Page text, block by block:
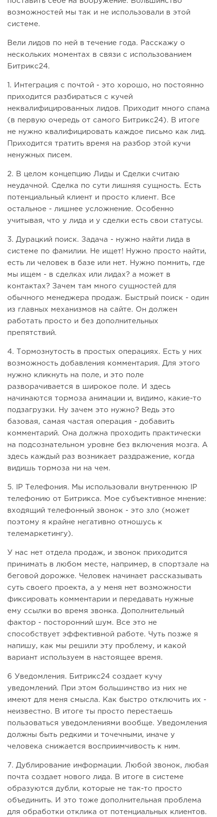
возможностей мы так и не использовали в этой
системе.
Вели лидов по ней в течение года. Расскажу о
нескольких моментах в связи с использованием
Битрикс24.
1. Интеграция с почтой - это хорошо, но постоянно
приходится разбираться с кучей
неквалифицированных лидов. Приходит много спама
(в первую очередь от самого Битрикс24). В итоге
не нужно квалифицировать каждое письмо как лид.
Приходится тратить время на разбор этой кучи
ненужных писем.
2. В целом концепцию Лиды и Сделки считаю
неудачной. Сделка по сути лишняя сущность. Есть
потенциальный клиент и просто клиент. Все
остальное - лишнее усложнение. Особенно
учитывая, что у лида и у сделки есть свои статусы.
3. Дурацкий поиск. Задача - нужно найти лида в
системе по фамилии. Не ищет! Нужно просто найти,
есть ли человек в базе или нет. Нужно помнить, где
мы ищем - в сделках или лидах? а может в
контактах? Зачем там много сущностей для
обычного менеджера продаж. Быстрый поиск - один
из главных механизмов на сайте. Он должен
работать просто и без дополнительных
препятствий.
4. Тормознутость в простых операциях. Есть у них
возможность добавления комментария. Для этого
нужно кликнуть на поле, и это поле
разворачивается в широкое поле. И здесь
начинаются тормоза анимации и, видимо, какие-то
подзагрузки. Ну зачем это нужно? Ведь это
базовая, самая частая операция - добавить
комментарий. Она должна проходить практически
на подсознательном уровне без включения мозга. А
здесь каждый раз возникает раздражение, когда
видишь тормоза ни на чем.
5. IP Телефония. Мы использовали внутреннюю IP
телефонию от Битрикса. Мое субъективное мнение:
входящий телефонный звонок - это зло (может
поэтому я крайне негативно отношусь к
телемаркетингу).
У нас нет отдела продаж, и звонок приходится
принимать в любом месте, например, в спортзале на
беговой дорожке. Человек начинает рассказывать
суть своего проекта, а у меня нет возможности
фиксировать комментарии и передавать нужные
ему ссылки во время звонка. Дополнительный
фактор - посторонний шум. Все это не
способствует эффективной работе. Чуть позже я
напишу, как мы решили эту проблему, и какой
вариант используем в настоящее время.
6 Уведомления. Битрикс24 создает кучу
уведомлений. При этом большинство из них не
имеют для меня смысла. Как быстро отключить их -
неизвестно. В итоге ты просто перестаешь
пользоваться уведомлениями вообще. Уведомления
должны быть редкими и точечными, иначе у
человека снижается восприимчивость к ним.
7. Дублирование информации. Любой звонок, любая
почта создает нового лида. В итоге в системе
образуются дубли, которые не так-то просто
объединить. И это тоже дополнительная проблема
для обработки отклика от потенциальных клиентов.